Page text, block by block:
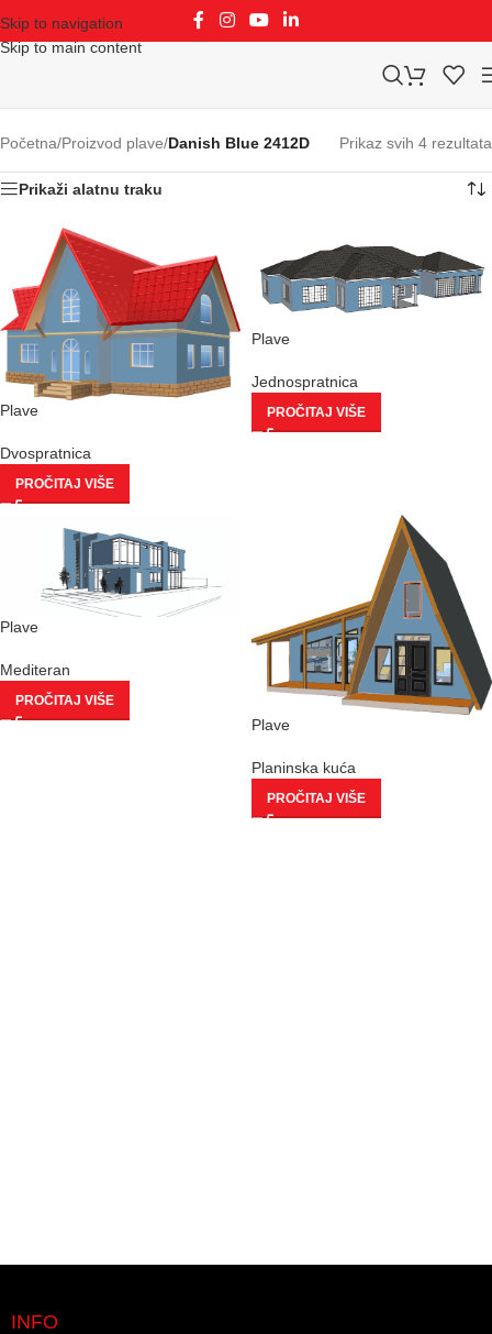
Skip to navigation
Skip to main content
Početna/Proizvod plave/Danish Blue 2412D Prikaz svih 4 rezultata
Prikaži alatnu traku
Plave
Dvospratnica
PROČITAJ VIŠE
Plave
Jednospratnica
PROČITAJ VIŠE
Plave
Mediteran
PROČITAJ VIŠE
Plave
Planinska kuća
PROČITAJ VIŠE
INFO